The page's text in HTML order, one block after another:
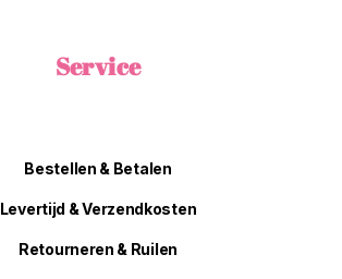
Service
Bestellen & Betalen
Levertijd & Verzendkosten
Retourneren & Ruilen